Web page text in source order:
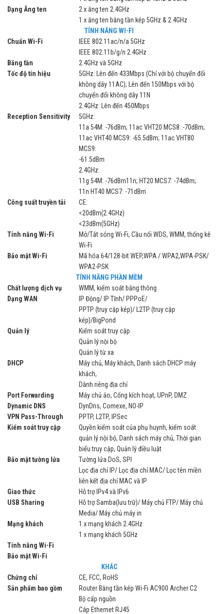
Dạng Ăng ten
2 x ăng ten 2.4GHz
1 x ăng ten băng tần kép 5GHz & 2.4GHz
TÍNH NĂNG WI-FI
Chuẩn Wi-Fi
IEEE 802.11ac/n/a 5GHz
IEEE 802.11b/g/n 2.4GHz
Băng tần
2.4GHz và 5GHz
Tốc độ tín hiệu
5GHz: Lên đến 433Mbps (Chỉ với bộ chuyển đổi
không dây 11AC); Lên đến 150Mbps với bộ
chuyển đổi không dây 11N
2.4GHz: Lên đến 450Mbps
Reception Sensitivity
5GHz:
11a 54M: -76dBm; 11ac VHT20 MCS8: -70dBm;
11ac VHT40 MCS9: -65.5dBm; 11ac VHT80
MCS9:
-61.5dBm
2.4GHz:
11g 54M: -76dBm11n; HT20 MCS7: -74dBm;
11n HT40 MCS7: -71dBm
Công suất truyền tải
CE:
<20dBm(2.4GHz)
<23dBm(5GHz)
Tính năng Wi-Fi
Mở/Tắt sóng Wi-Fi, Cầu nối WDS, WMM, thống kê
Wi-Fi
Bảo mật Wi-Fi
Mã hóa 64/128-bit WEP,WPA / WPA2,WPA-PSK/
WPA2-PSK
TÍNH NĂNG PHẦN MỀM
Chất lượng dịch vụ
WMM, kiểm soát băng thông
Dạng WAN
IP Động/ IP Tĩnh/ PPPoE/
PPTP (truy cập kép)/ L2TP (truy cập
kép)/BigPond
Quản lý
Kiểm soát truy cập
Quản lý nội bộ
Quản lý từ xa
DHCP
Máy chủ, Máy khách, Danh sách DHCP máy
khách,
Dành riêng địa chỉ
Port Forwarding
Máy chủ ảo, Cổng kích hoạt, UPnP, DMZ
Dynamic DNS
DynDns, Comexe, NO-IP
VPN Pass-Through
PPTP, L2TP, IPSec
Kiểm soát truy cập
Quyền kiểm soát của phụ huynh, kiểm soát
quản lý nội bộ, Danh sách máy chủ, Thời gian
biểu truy cập, Quản lý điều luật
Bảo mật tường lửa
Tường lửa DoS, SPI
Lọc địa chỉ IP/ Lọc địa chỉ MAC/ Lọc tên miền
liên kết địa chỉ MAC và IP
Giao thức
Hỗ trợ IPv4 và IPv6
USB Sharing
Hỗ trợ Samba(lưu trữ)/ Máy chủ FTP/ Máy chủ
Media/ Máy chủ máy in
Mạng khách
1 x mạng khách 2.4GHz
1 x mạng khách 5GHz
Tính năng Wi-Fi
Bảo mật Wi-Fi
KHÁC
Chứng chỉ
CE, FCC, RoHS
Sản phẩm bao gồm
Router Băng tần kép Wi-Fi AC900 Archer C2
Bộ cấp nguồn
Cáp Ethernet RJ45